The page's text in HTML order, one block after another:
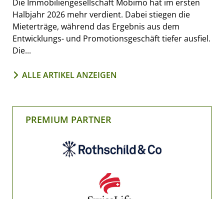
Die Immobiliengesellschaft Mobimo hat im ersten
Halbjahr 2026 mehr verdient. Dabei stiegen die
Mieterträge, während das Ergebnis aus dem
Entwicklungs- und Promotionsgeschäft tiefer ausfiel.
Die...
ALLE ARTIKEL ANZEIGEN
PREMIUM PARTNER